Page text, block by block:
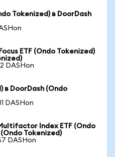
Tokenized) в DoorDash
ETF (Ondo Tokenized)
DASHon
в DoorDash (Ondo
DASHon
Index ETF (Ondo
Tokenized)
DASHon